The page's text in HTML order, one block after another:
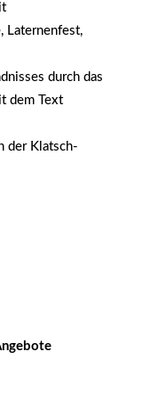
Laternenfest,
durch das
dem Text
der Klatsch-